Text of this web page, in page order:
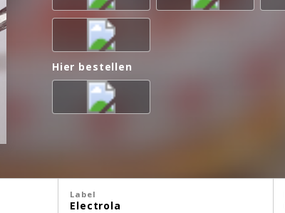
Hier bestellen
Label
Electrola